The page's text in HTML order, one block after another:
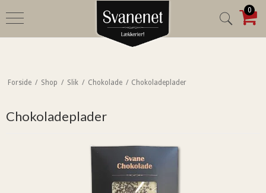
0
Forside / Shop / Slik / Chokolade / Chokoladeplader
Chokoladeplader